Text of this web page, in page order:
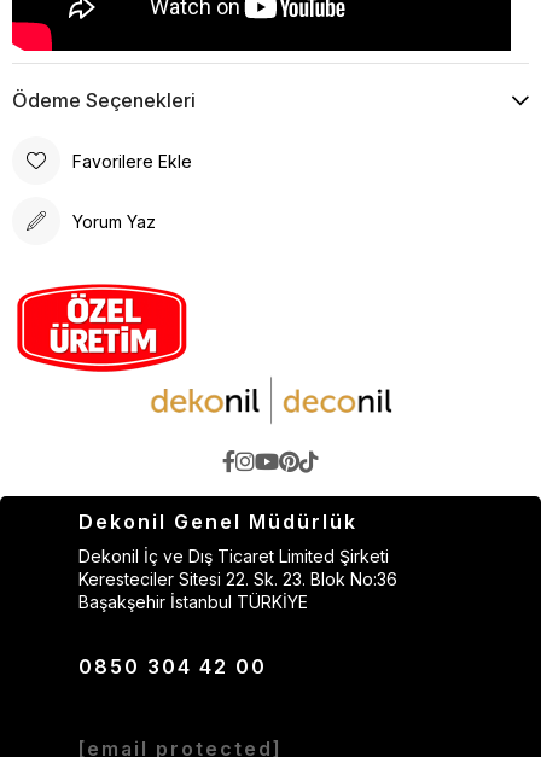
Ödeme Seçenekleri
Favorilere Ekle
Yorum Yaz
Dekonil Genel Müdürlük
Dekonil İç ve Dış Ticaret Limited Şirketi
Keresteciler Sitesi 22. Sk. 23. Blok No:36
Başakşehir İstanbul TÜRKİYE
0850 304 42 00
[email protected]